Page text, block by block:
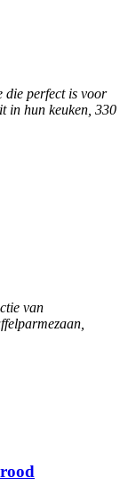
die perfect is voor
in hun keuken, 330
van